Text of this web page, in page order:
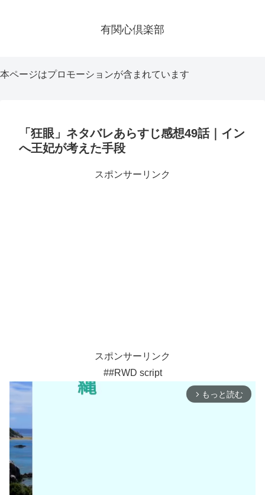
有関心倶楽部
本ページはプロモーションが含まれています
「狂眼」ネタバレあらすじ感想49話｜イン
へ王妃が考えた手段
スポンサーリンク
スポンサーリンク
##RWD script
arrow_forward_ios もっと読む